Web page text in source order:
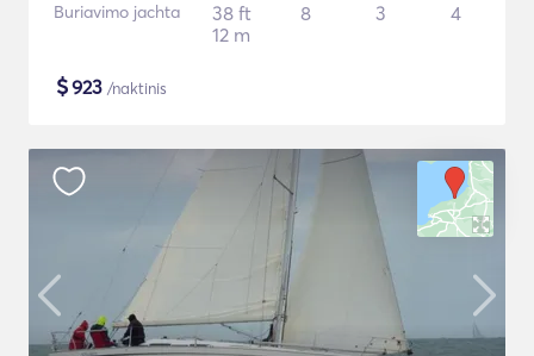
Buriavimo jachta
38 ft
12 m
8 3 4
$923 /naktinis